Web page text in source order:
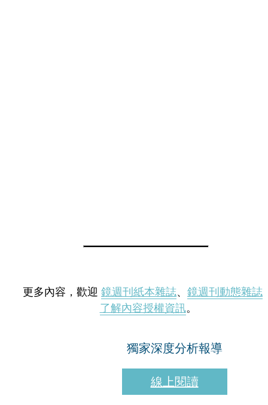
更多內容，歡迎 鏡週刊紙本雜誌、 鏡週刊動態雜誌
了解內容授權資訊。
獨家深度分析報導
線上閱讀